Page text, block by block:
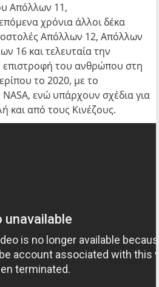
Απόλλων 11,
χρόνια άλλοι δέκα
Απόλλων 12, Απόλλων
16 και τελευταία την
του ανθρώπου στη
το 2020, με το
ενώ υπάρχουν σχέδια για
και από τους Κινέζους.